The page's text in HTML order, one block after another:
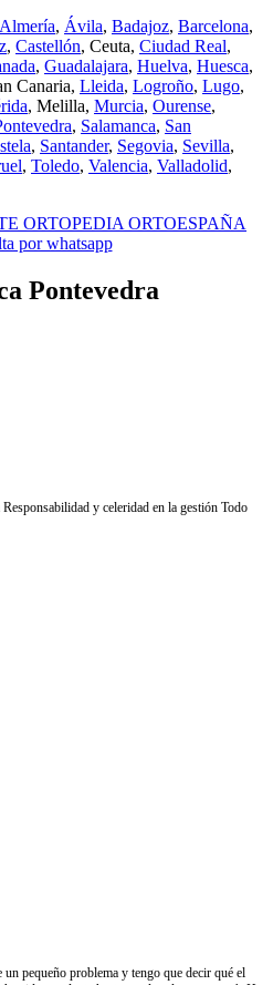
Almería, Ávila, Badajoz, Barcelona,
, Castellón, Ceuta, Ciudad Real,
, Guadalajara, Huelva, Huesca,
Canaria, Lleida, Logroño, Lugo,
, Melilla, Murcia, Ourense,
, Salamanca, San
, Santander, Segovia, Sevilla,
, Toledo, Valencia, Valladolid,
Pontevedra
y celeridad en la gestión Todo
pequeño problema y tengo que decir qué el